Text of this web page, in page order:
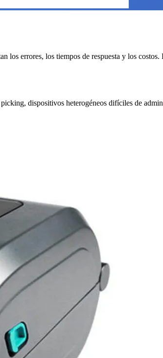
los errores, los tiempos de respuesta y los
dispositivos heterogéneos difíciles de